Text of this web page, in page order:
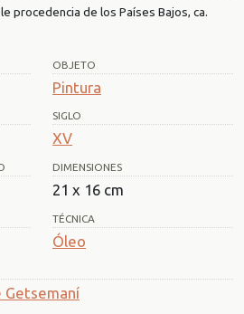
procedencia de los Países Bajos, ca.
OBJETO
Pintura
SIGLO
XV
DIMENSIONES
21 x 16 cm
TÉCNICA
Óleo
Getsemaní